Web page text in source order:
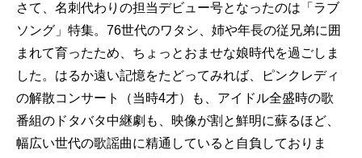
さて、名刺代わりの担当デビュー号となったのは「ラブ
ソング」特集。76世代のワタシ、姉や年長の従兄弟に囲
まれて育ったため、ちょっとおませな娘時代を過ごしま
した。はるか遠い記憶をたどってみれば、ピンクレディ
の解散コンサート（当時4才）も、アイドル全盛時の歌
番組のドタバタ中継劇も、映像が割と鮮明に蘇るほど、
幅広い世代の歌謡曲に精通していると自負しておりま